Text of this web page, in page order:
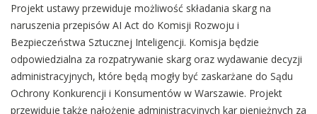
Projekt ustawy przewiduje możliwość składania skarg na
naruszenia przepisów AI Act do Komisji Rozwoju i
Bezpieczeństwa Sztucznej Inteligencji. Komisja będzie
odpowiedzialna za rozpatrywanie skarg oraz wydawanie decyzji
administracyjnych, które będą mogły być zaskarżane do Sądu
Ochrony Konkurencji i Konsumentów w Warszawie. Projekt
przewiduje także nałożenie administracyjnych kar pieniężnych za